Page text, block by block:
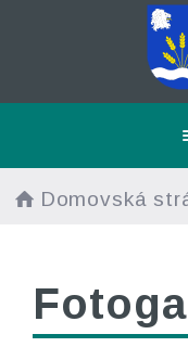
Domovská